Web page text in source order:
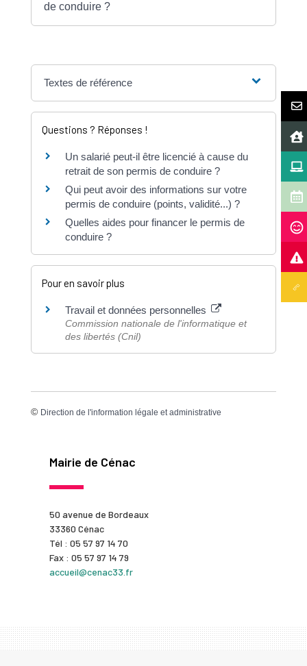
de conduire ?
Textes de référence
Questions ? Réponses !
Un salarié peut-il être licencié à cause du
retrait de son permis de conduire ?
Qui peut avoir des informations sur votre
permis de conduire (points, validité...) ?
Quelles aides pour financer le permis de
conduire ?
Pour en savoir plus
Travail et données personnelles
Commission nationale de l'informatique et
des libertés (Cnil)
© Direction de l'information légale et administrative
Mairie de Cénac
50 avenue de Bordeaux
33360 Cénac
Tél : 05 57 97 14 70
Fax : 05 57 97 14 79
accueil@cenac33.fr